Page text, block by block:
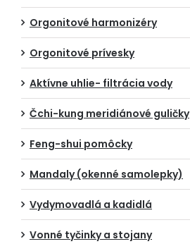
Orgonitové harmonizéry
Orgonitové prívesky
Aktívne uhlie- filtrácia vody
Čchi-kung meridiánové guličky
Feng-shui pomôcky
Mandaly (okenné samolepky)
Vydymovadlá a kadidlá
Vonné tyčinky a stojany